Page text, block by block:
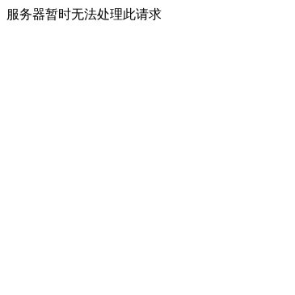
服务器暂时无法处理此请求